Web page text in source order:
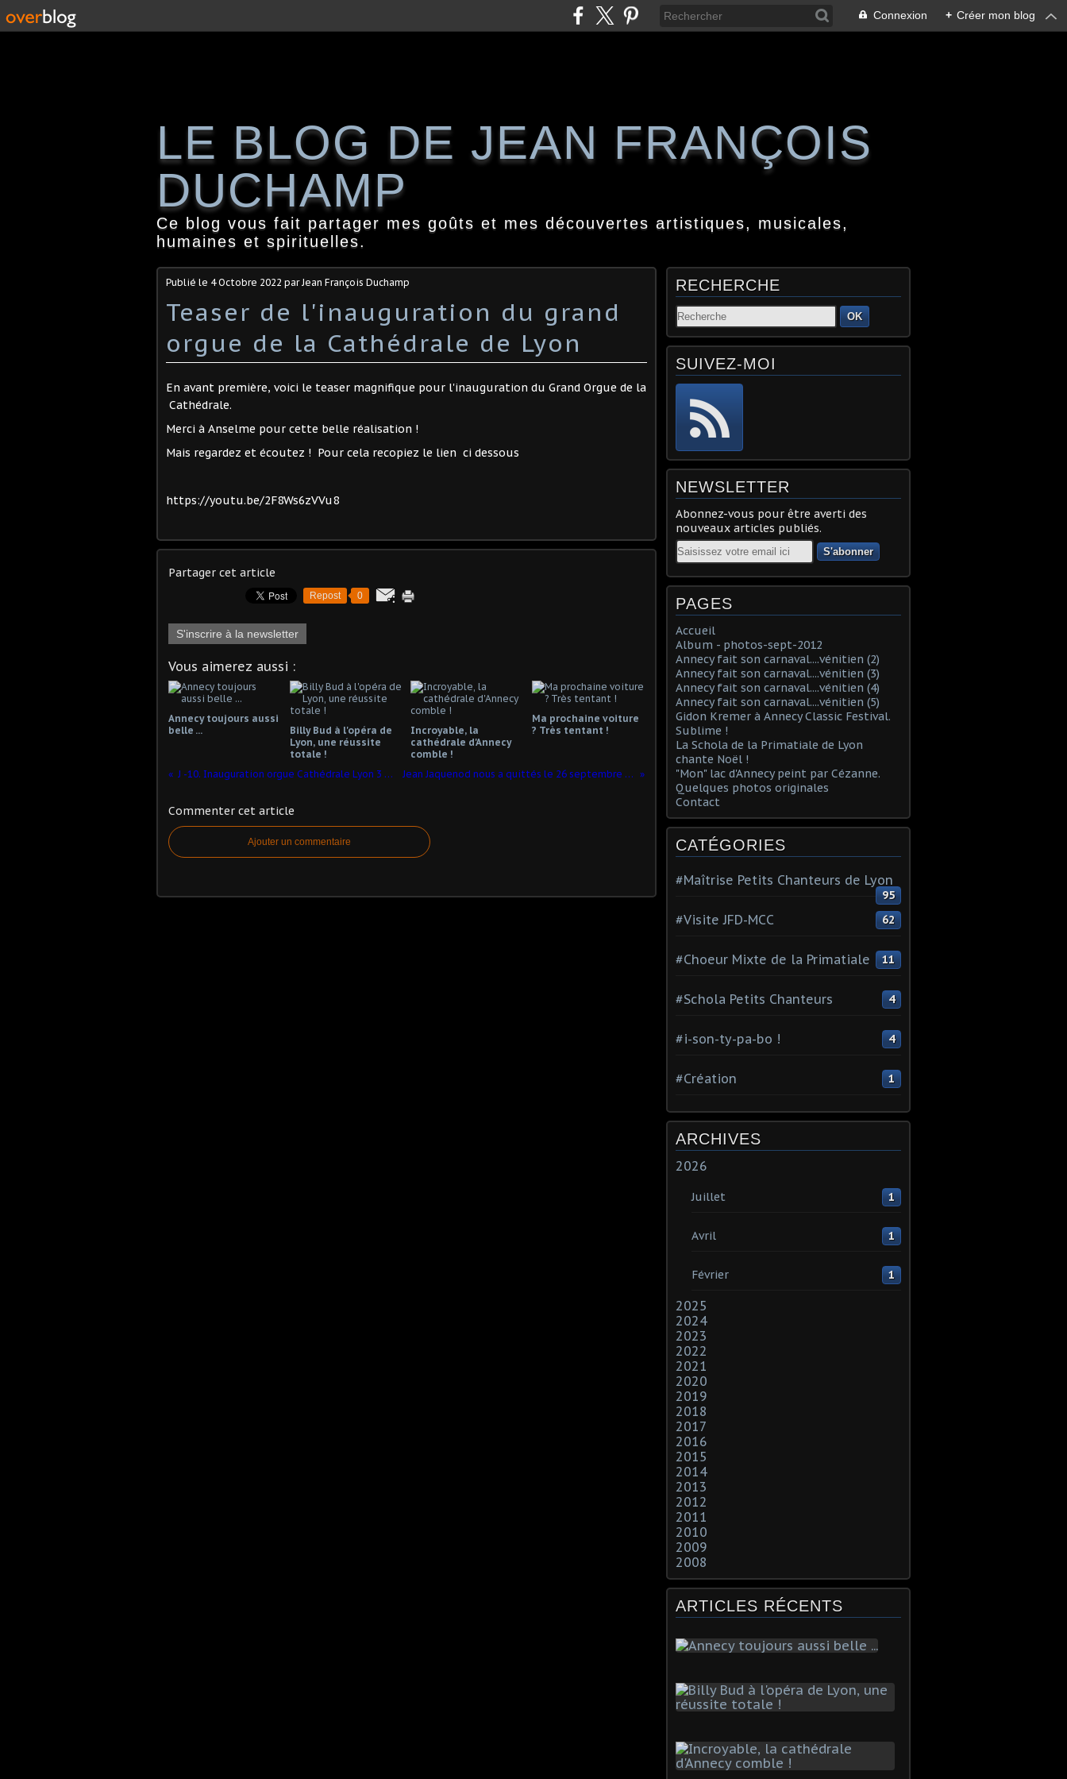
Connexion + Créer mon blog
LE BLOG DE JEAN FRANÇOIS
DUCHAMP
Ce blog vous fait partager mes goûts et mes découvertes artistiques, musicales,
humaines et spirituelles.
Publié le 4 Octobre 2022 par Jean François Duchamp
Teaser de l'inauguration du grand
orgue de la Cathédrale de Lyon
En avant première, voici le teaser magnifique pour l'inauguration du Grand Orgue de la
Cathédrale.
Merci à Anselme pour cette belle réalisation !
Mais regardez et écoutez ! Pour cela recopiez le lien ci dessous
https://youtu.be/2F8Ws6zVVu8
Partager cet article
Repost 0
S'inscrire à la newsletter
Vous aimerez aussi :
Annecy toujours aussi
belle ...
Billy Bud à l'opéra de
Lyon, une réussite
totale !
Incroyable, la
cathédrale d'Annecy
comble !
Ma prochaine voiture
? Très tentant !
J -10. Inauguration orgue Cathédrale Lyon 3 jours exceptionnels ! Jean Jaquenod nous a quittés le 26 septembre 2022, à l'âge de 89 ans.
Commenter cet article
Ajouter un commentaire
RECHERCHE
OK
SUIVEZ-MOI
NEWSLETTER
Abonnez-vous pour être averti des
nouveaux articles publiés.
Email
PAGES
Accueil
Album - photos-sept-2012
Annecy fait son carnaval....vénitien (2)
Annecy fait son carnaval....vénitien (3)
Annecy fait son carnaval....vénitien (4)
Annecy fait son carnaval....vénitien (5)
Gidon Kremer à Annecy Classic Festival.
Sublime !
La Schola de la Primatiale de Lyon
chante Noël !
"Mon" lac d'Annecy peint par Cézanne.
Quelques photos originales
Contact
CATÉGORIES
#Maîtrise Petits Chanteurs de Lyon
95
#Visite JFD-MCC 62
#Choeur Mixte de la Primatiale 11
#Schola Petits Chanteurs 4
#i-son-ty-pa-bo ! 4
#Création 1
ARCHIVES
2026
Juillet 1
Avril 1
Février 1
2025
2024
2023
2022
2021
2020
2019
2018
2017
2016
2015
2014
2013
2012
2011
2010
2009
2008
ARTICLES RÉCENTS